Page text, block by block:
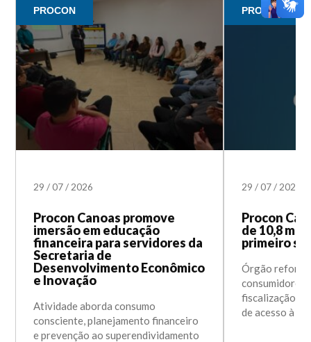
PROCON
29/07/ 2026
Procon Canoas promove
imersão em educação
financeira para servidores da
Secretaria de
Desenvolvimento Econômico
e Inovação
Atividade aborda consumo
consciente, planejamento financeiro
e prevenção ao superendividamento
PROCON
29/07/ 2026
Procon
de 10,8 mil
primeiro
Órgão
consumidores
fiscalização e
de acesso à